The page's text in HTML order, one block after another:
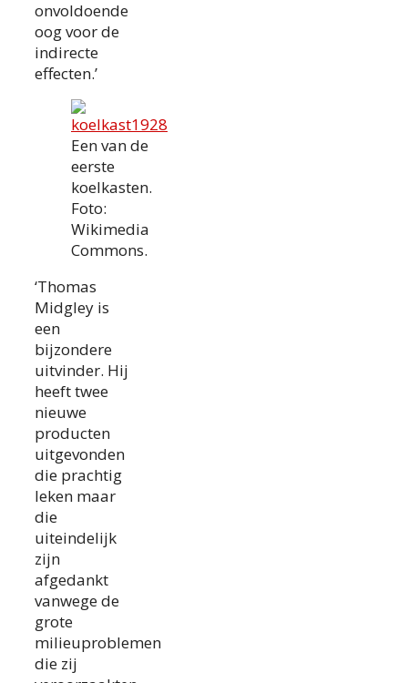
onvoldoende
oog voor de
indirecte
effecten.’
Een van de
eerste
koelkasten.
Foto:
Wikimedia
Commons.
‘Thomas
Midgley is
een
bijzondere
uitvinder. Hij
heeft twee
nieuwe
producten
uitgevonden
die prachtig
leken maar
die
uiteindelijk
zijn
afgedankt
vanwege de
grote
milieuproblemen
die zij